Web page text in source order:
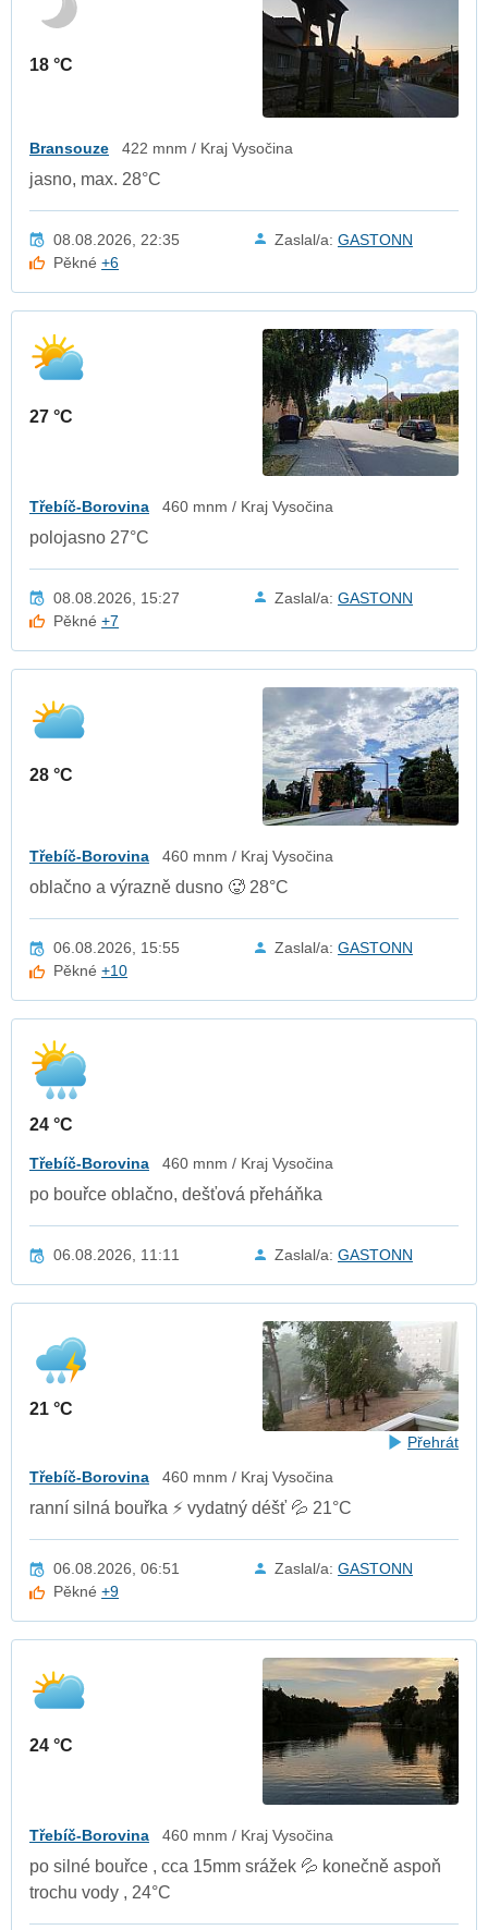
18 °C
Bransouze 422 mnm / Kraj Vysočina
jasno, max. 28°C
08.08.2026, 22:35 Zaslal/a: GASTONN
Pěkné+6
27 °C
Třebíč-Borovina 460 mnm / Kraj Vysočina
polojasno 27°C
08.08.2026, 15:27 Zaslal/a: GASTONN
Pěkné+7
28 °C
Třebíč-Borovina 460 mnm / Kraj Vysočina
oblačno a výrazně dusno 🥵 28°C
06.08.2026, 15:55 Zaslal/a: GASTONN
Pěkné+10
24 °C
Třebíč-Borovina 460 mnm / Kraj Vysočina
po bouřce oblačno, dešťová přeháňka
06.08.2026, 11:11 Zaslal/a: GASTONN
21 °C
Přehrát
Třebíč-Borovina 460 mnm / Kraj Vysočina
ranní silná bouřka ⚡ vydatný déšť 💦 21°C
06.08.2026, 06:51 Zaslal/a: GASTONN
Pěkné+9
24 °C
Třebíč-Borovina 460 mnm / Kraj Vysočina
po silné bouřce , cca 15mm srážek 💦 konečně aspoň
trochu vody , 24°C